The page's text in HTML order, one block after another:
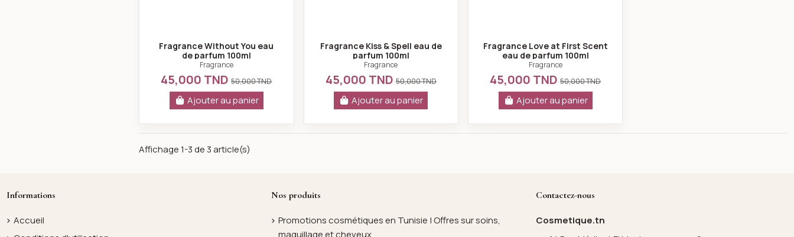
Fragrance Without You eau
de parfum 100ml
Fragrance
45,000 TND50,000 TND
Ajouter au panier
Fragrance Kiss & Spell eau de
parfum 100ml
Fragrance
45,000 TND50,000 TND
Ajouter au panier
Fragrance Love at First Scent
eau de parfum 100ml
Fragrance
45,000 TND50,000 TND
Ajouter au panier
Affichage 1-3 de 3 article(s)
Informations
Accueil
Nos produits
Promotions cosmétiques en Tunisie | Offres sur soins,
maquillage et cheveux
Contactez-nous
Cosmetique.tn